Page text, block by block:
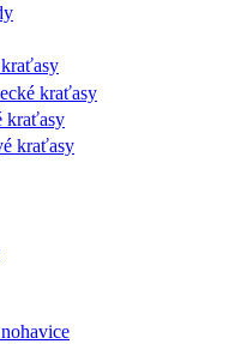
kraťasy
kraťasy
kraťasy